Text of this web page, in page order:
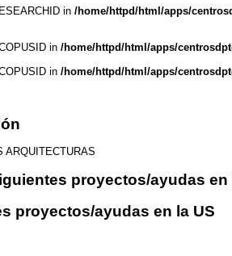
in /home/httpd/html/apps/
in /home/httpd/html/apps/
in /home/httpd/html/apps/
ARQUITECTURAS
proyectos/ayudas en
proyectos/ayudas en la US